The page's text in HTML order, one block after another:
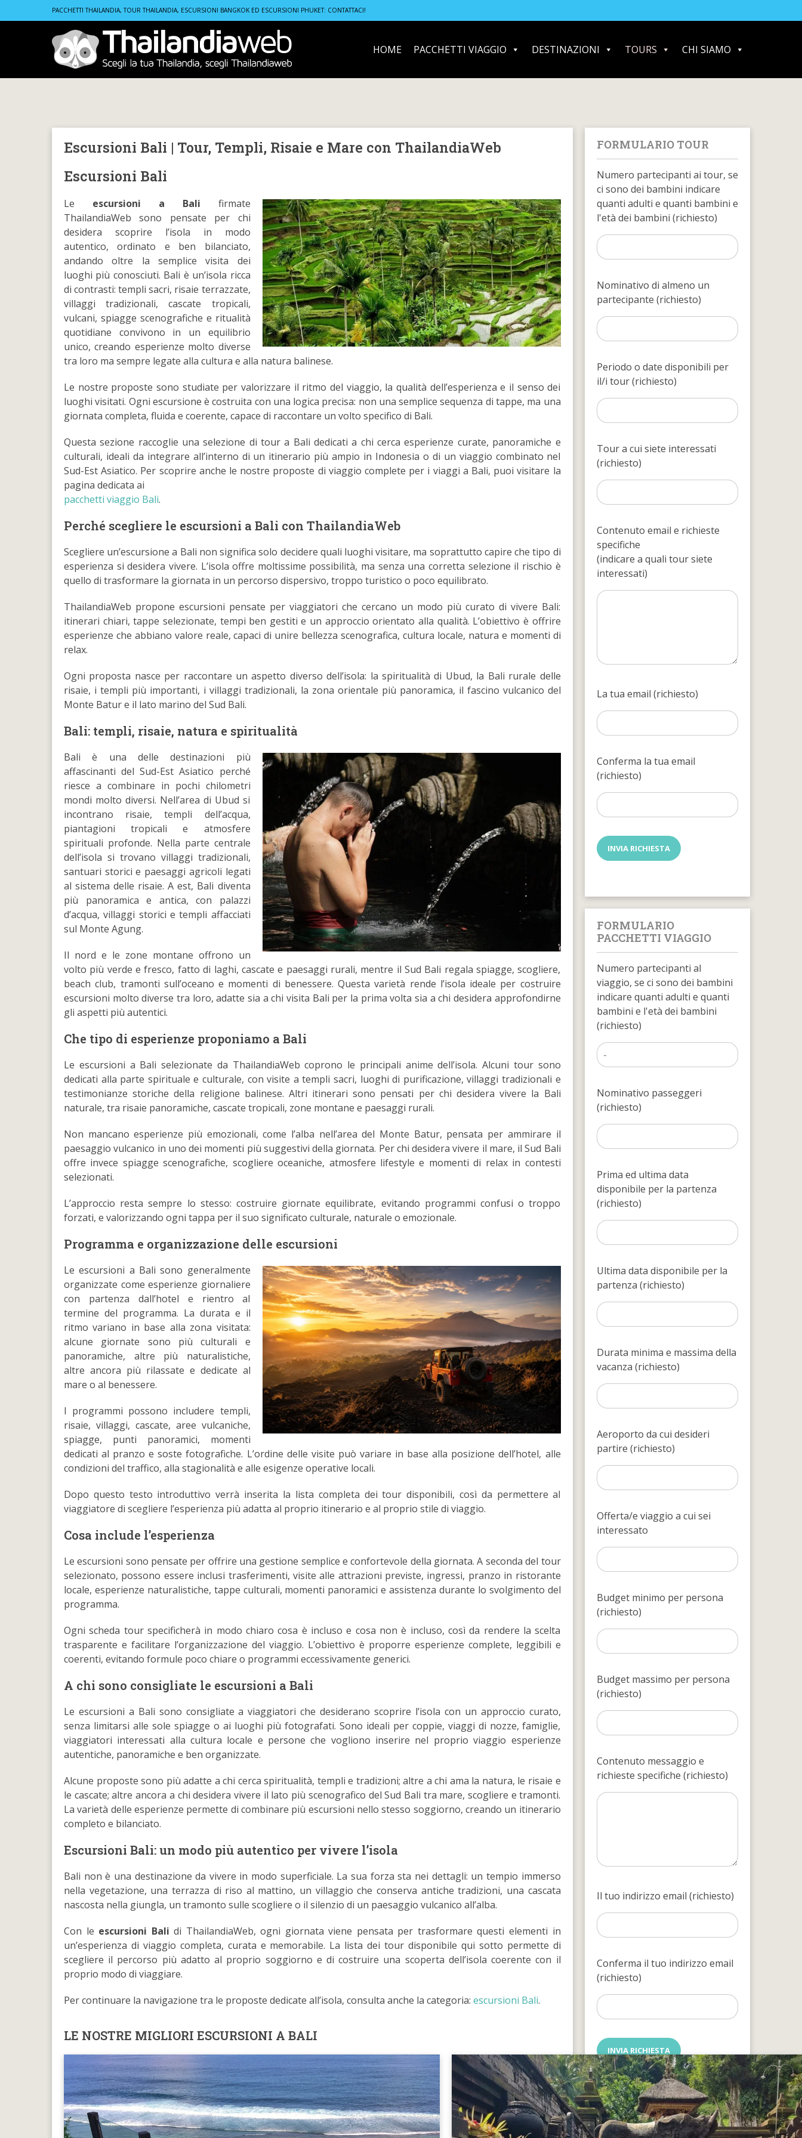
PACCHETTI THAILANDIA, TOUR THAILANDIA, ESCURSIONI BANGKOK ED ESCURSIONI PHUKET: CONTATTACI!
HOME PACCHETTI VIAGGIO DESTINAZIONI TOURS CHI SIAMO
Home Escursioni Bali | Tour, Templi, Risaie e Mare con ThailandiaWeb
Escursioni Bali | Tour, Templi, Risaie e Mare con ThailandiaWeb
Escursioni Bali
Le escursioni a Bali firmate
ThailandiaWeb sono pensate per chi
desidera scoprire l’isola in modo
autentico, ordinato e ben bilanciato,
andando oltre la semplice visita dei
luoghi più conosciuti. Bali è un’isola ricca
di contrasti: templi sacri, risaie terrazzate,
villaggi tradizionali, cascate tropicali,
vulcani, spiagge scenografiche e ritualità
quotidiane convivono in un equilibrio
unico, creando esperienze molto diverse
tra loro ma sempre legate alla cultura e alla natura balinese.
Le nostre proposte sono studiate per valorizzare il ritmo del viaggio, la qualità dell’esperienza e il senso dei
luoghi visitati. Ogni escursione è costruita con una logica precisa: non una semplice sequenza di tappe, ma una
giornata completa, fluida e coerente, capace di raccontare un volto specifico di Bali.
Questa sezione raccoglie una selezione di tour a Bali dedicati a chi cerca esperienze curate, panoramiche e
culturali, ideali da integrare all’interno di un itinerario più ampio in Indonesia o di un viaggio combinato nel
Sud-Est Asiatico. Per scoprire anche le nostre proposte di viaggio complete per i viaggi a Bali, puoi visitare la
pagina dedicata ai
pacchetti viaggio Bali.
Perché scegliere le escursioni a Bali con ThailandiaWeb
Scegliere un’escursione a Bali non significa solo decidere quali luoghi visitare, ma soprattutto capire che tipo di
esperienza si desidera vivere. L’isola offre moltissime possibilità, ma senza una corretta selezione il rischio è
quello di trasformare la giornata in un percorso dispersivo, troppo turistico o poco equilibrato.
ThailandiaWeb propone escursioni pensate per viaggiatori che cercano un modo più curato di vivere Bali:
itinerari chiari, tappe selezionate, tempi ben gestiti e un approccio orientato alla qualità. L’obiettivo è offrire
esperienze che abbiano valore reale, capaci di unire bellezza scenografica, cultura locale, natura e momenti di
relax.
Ogni proposta nasce per raccontare un aspetto diverso dell’isola: la spiritualità di Ubud, la Bali rurale delle
risaie, i templi più importanti, i villaggi tradizionali, la zona orientale più panoramica, il fascino vulcanico del
Monte Batur e il lato marino del Sud Bali.
Bali: templi, risaie, natura e spiritualità
Bali è una delle destinazioni più
affascinanti del Sud-Est Asiatico perché
riesce a combinare in pochi chilometri
mondi molto diversi. Nell’area di Ubud si
incontrano risaie, templi dell’acqua,
piantagioni tropicali e atmosfere
spirituali profonde. Nella parte centrale
dell’isola si trovano villaggi tradizionali,
santuari storici e paesaggi agricoli legati
al sistema delle risaie. A est, Bali diventa
più panoramica e antica, con palazzi
d’acqua, villaggi storici e templi affacciati
sul Monte Agung.
Il nord e le zone montane offrono un
volto più verde e fresco, fatto di laghi, cascate e paesaggi rurali, mentre il Sud Bali regala spiagge, scogliere,
beach club, tramonti sull’oceano e momenti di benessere. Questa varietà rende l’isola ideale per costruire
escursioni molto diverse tra loro, adatte sia a chi visita Bali per la prima volta sia a chi desidera approfondirne
gli aspetti più autentici.
Che tipo di esperienze proponiamo a Bali
Le escursioni a Bali selezionate da ThailandiaWeb coprono le principali anime dell’isola. Alcuni tour sono
dedicati alla parte spirituale e culturale, con visite a templi sacri, luoghi di purificazione, villaggi tradizionali e
testimonianze storiche della religione balinese. Altri itinerari sono pensati per chi desidera vivere la Bali
naturale, tra risaie panoramiche, cascate tropicali, zone montane e paesaggi rurali.
Non mancano esperienze più emozionali, come l’alba nell’area del Monte Batur, pensata per ammirare il
paesaggio vulcanico in uno dei momenti più suggestivi della giornata. Per chi desidera vivere il mare, il Sud Bali
offre invece spiagge scenografiche, scogliere oceaniche, atmosfere lifestyle e momenti di relax in contesti
selezionati.
L’approccio resta sempre lo stesso: costruire giornate equilibrate, evitando programmi confusi o troppo
forzati, e valorizzando ogni tappa per il suo significato culturale, naturale o emozionale.
Programma e organizzazione delle escursioni
Le escursioni a Bali sono generalmente
organizzate come esperienze giornaliere
con partenza dall’hotel e rientro al
termine del programma. La durata e il
ritmo variano in base alla zona visitata:
alcune giornate sono più culturali e
panoramiche, altre più naturalistiche,
altre ancora più rilassate e dedicate al
mare o al benessere.
I programmi possono includere templi,
risaie, villaggi, cascate, aree vulcaniche,
spiagge, punti panoramici, momenti
dedicati al pranzo e soste fotografiche. L’ordine delle visite può variare in base alla posizione dell’hotel, alle
condizioni del traffico, alla stagionalità e alle esigenze operative locali.
Dopo questo testo introduttivo verrà inserita la lista completa dei tour disponibili, così da permettere al
viaggiatore di scegliere l’esperienza più adatta al proprio itinerario e al proprio stile di viaggio.
Cosa include l’esperienza
Le escursioni sono pensate per offrire una gestione semplice e confortevole della giornata. A seconda del tour
selezionato, possono essere inclusi trasferimenti, visite alle attrazioni previste, ingressi, pranzo in ristorante
locale, esperienze naturalistiche, tappe culturali, momenti panoramici e assistenza durante lo svolgimento del
programma.
Ogni scheda tour specificherà in modo chiaro cosa è incluso e cosa non è incluso, così da rendere la scelta
trasparente e facilitare l’organizzazione del viaggio. L’obiettivo è proporre esperienze complete, leggibili e
coerenti, evitando formule poco chiare o programmi eccessivamente generici.
A chi sono consigliate le escursioni a Bali
Le escursioni a Bali sono consigliate a viaggiatori che desiderano scoprire l’isola con un approccio curato,
senza limitarsi alle sole spiagge o ai luoghi più fotografati. Sono ideali per coppie, viaggi di nozze, famiglie,
viaggiatori interessati alla cultura locale e persone che vogliono inserire nel proprio viaggio esperienze
autentiche, panoramiche e ben organizzate.
Alcune proposte sono più adatte a chi cerca spiritualità, templi e tradizioni; altre a chi ama la natura, le risaie e
le cascate; altre ancora a chi desidera vivere il lato più scenografico del Sud Bali tra mare, scogliere e tramonti.
La varietà delle esperienze permette di combinare più escursioni nello stesso soggiorno, creando un itinerario
completo e bilanciato.
Escursioni Bali: un modo più autentico per vivere l’isola
Bali non è una destinazione da vivere in modo superficiale. La sua forza sta nei dettagli: un tempio immerso
nella vegetazione, una terrazza di riso al mattino, un villaggio che conserva antiche tradizioni, una cascata
nascosta nella giungla, un tramonto sulle scogliere o il silenzio di un paesaggio vulcanico all’alba.
Con le escursioni Bali di ThailandiaWeb, ogni giornata viene pensata per trasformare questi elementi in
un’esperienza di viaggio completa, curata e memorabile. La lista dei tour disponibile qui sotto permette di
scegliere il percorso più adatto al proprio soggiorno e di costruire una scoperta dell’isola coerente con il
proprio modo di viaggiare.
Per continuare la navigazione tra le proposte dedicate all’isola, consulta anche la categoria: escursioni Bali.
LE NOSTRE MIGLIORI ESCURSIONI A BALI
FORMULARIO TOUR
Numero partecipanti ai tour, se
ci sono dei bambini indicare
quanti adulti e quanti bambini e
l'età dei bambini (richiesto)
Nominativo di almeno un
partecipante (richiesto)
Periodo o date disponibili per
il/i tour (richiesto)
Tour a cui siete interessati
(richiesto)
Contenuto email e richieste
specifiche
(indicare a quali tour siete
interessati)
La tua email (richiesto)
Conferma la tua email
(richiesto)
FORMULARIO
PACCHETTI VIAGGIO
Numero partecipanti al
viaggio, se ci sono dei bambini
indicare quanti adulti e quanti
bambini e l'età dei bambini
(richiesto)
Nominativo passeggeri
(richiesto)
Prima ed ultima data
disponibile per la partenza
(richiesto)
Ultima data disponibile per la
partenza (richiesto)
Durata minima e massima della
vacanza (richiesto)
Aeroporto da cui desideri
partire (richiesto)
Offerta/e viaggio a cui sei
interessato
Budget minimo per persona
(richiesto)
Budget massimo per persona
(richiesto)
Contenuto messaggio e
richieste specifiche (richiesto)
Il tuo indirizzo email (richiesto)
Conferma il tuo indirizzo email
(richiesto)